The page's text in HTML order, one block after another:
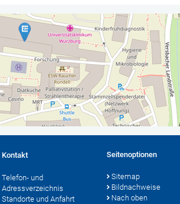
Kontakt
Telefon- und
Adressverzeichnis
Standorte und Anfahrt
Seitenoptionen
Sitemap
Bildnachweise
Nach oben